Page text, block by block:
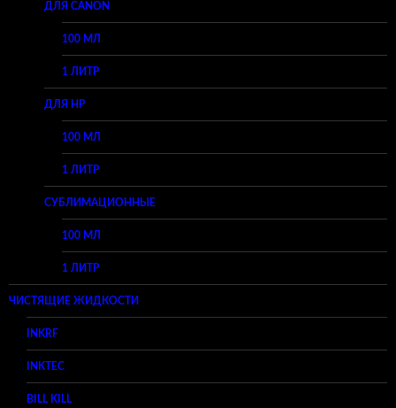
ДЛЯ CANON
100 МЛ
1 ЛИТР
ДЛЯ HP
100 МЛ
1 ЛИТР
СУБЛИМАЦИОННЫЕ
100 МЛ
1 ЛИТР
ЧИСТЯЩИЕ ЖИДКОСТИ
INKRF
INKTEC
BILL KILL